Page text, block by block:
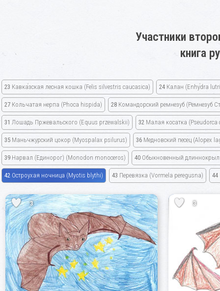
Участники
книга
23 Кавказская лесная кошка (Felis silvestris caucasica) 24 Калан (Enhydra
27 Кольчатая нерпа (Phoca hispida) 28 Командорский ремнезуб (Ремнезуб
31 Лошадь Пржевальского (Equus przewalskii) 32 Малая косатка (Pseudorca
35 Маньчжурский цокор (Myospalax psilurus) 36 Медновский песец (Alopex
39 Нарвал (Единорог) (Monodon monoceros) 40 Обыкновенный
42 Остроухая ночница (Myotis blythi) 43 Перевязка (Vormela peregusna) 44
3 3